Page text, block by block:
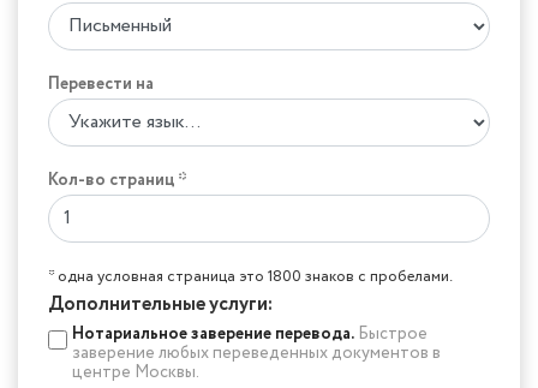
Перевести на
Кол-во страниц *
* одна условная страница это 1800 знаков с пробелами.
Дополнительные услуги:
Нотариальное заверение перевода. Быстрое
заверение любых переведенных документов в
центре Москвы.